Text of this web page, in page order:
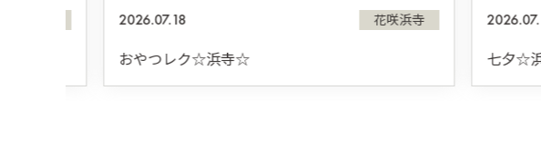
2026.07.18 花咲浜寺
おやつレク☆浜寺☆
2026.07.18
七夕☆浜寺☆